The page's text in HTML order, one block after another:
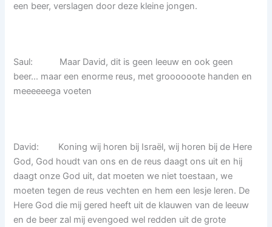
een beer, verslagen door deze kleine jongen.
Saul: Maar David, dit is geen leeuw en ook geen
beer… maar een enorme reus, met groooooote handen en
meeeeeega voeten
David: Koning wij horen bij Israël, wij horen bij de Here
God, God houdt van ons en de reus daagt ons uit en hij
daagt onze God uit, dat moeten we niet toestaan, we
moeten tegen de reus vechten en hem een lesje leren. De
Here God die mij gered heeft uit de klauwen van de leeuw
en de beer zal mij evengoed wel redden uit de grote